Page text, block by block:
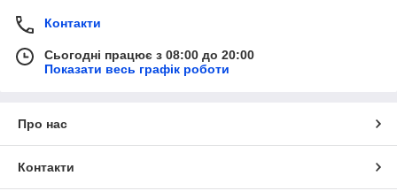
Контакти
Сьогодні працює з 08:00 до 20:00
Показати весь графік роботи
Про нас
Контакти